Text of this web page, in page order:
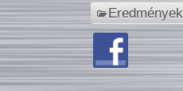
Eredmények